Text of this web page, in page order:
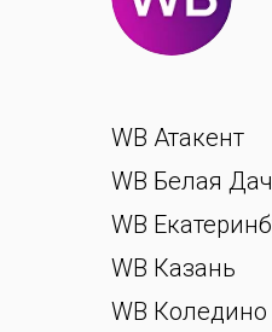
WB Атакент
WB Белая
WB
WB Казань
WB Коледино